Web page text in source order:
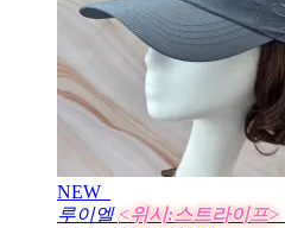
NEW
루이엘 <위시:스트라이프>